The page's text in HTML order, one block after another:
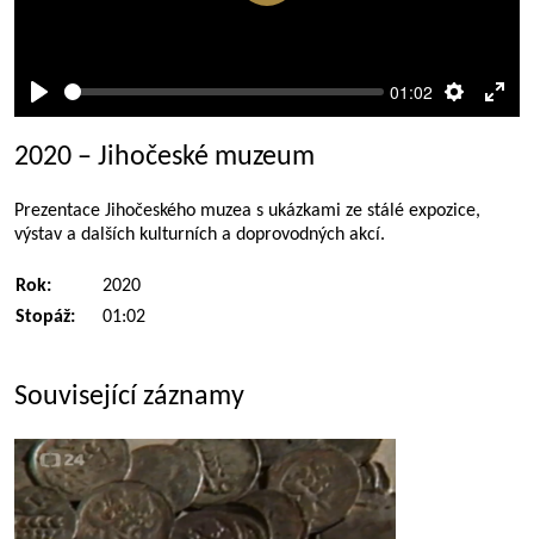
Přehrát
01:02
2020 – Jihočeské muzeum
Prezentace Jihočeského muzea s ukázkami ze stálé expozice,
výstav a dalších kulturních a doprovodných akcí.
Rok:
2020
Stopáž:
01:02
Související záznamy